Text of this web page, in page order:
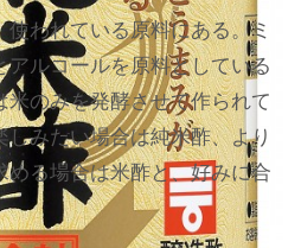
われている原料にある。ミ
ルコールを原料としている
のみを発酵させて作られて
みたい場合は純米酢、より
る場合は米酢と、好みに合